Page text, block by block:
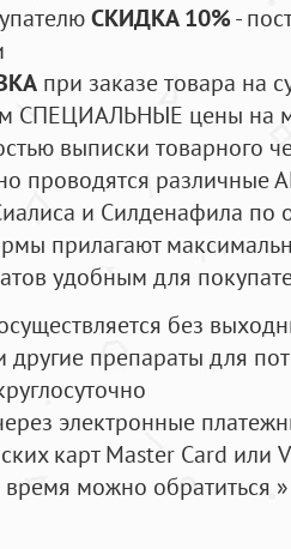
СКИДКА 10%-
при заказе товара на
СПЕЦИАЛЬНЫЕ цены на
выписки товарного
проводятся
и Силденафила по
прилагают
удобным для
без
другие препараты для
электронные
карт Master Card или
можно обратиться